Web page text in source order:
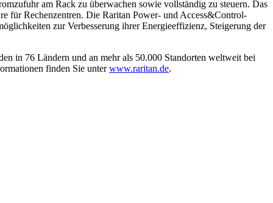
am Rack zu überwachen sowie vollständig zu steuern. Das
für Rechenzentren. Die Raritan Power- und Access&Control-
zur Verbesserung ihrer Energieeffizienz, Steigerung der
in 76 Ländern und an mehr als 50.000 Standorten weltweit bei
finden Sie unterwww.raritan.de.